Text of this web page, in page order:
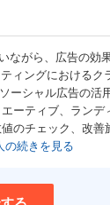
ながら、広告の効
ィングにおけるク
ーシャル広告の活
ーティブ、ランデ
のチェック、改善
の続きを見る